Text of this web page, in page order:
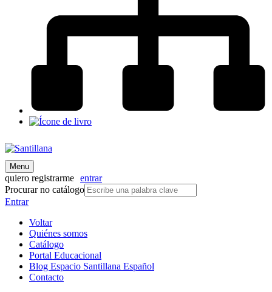
Menu
quiero registrarme entrar
Procurar no catálogo
Entrar
Voltar
Quiénes somos
Catálogo
Portal Educacional
Blog Espacio Santillana Español
Contacto